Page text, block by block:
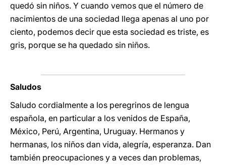
quedó sin niños. Y cuando vemos que el número de
nacimientos de una sociedad llega apenas al uno por
ciento, podemos decir que esta sociedad es triste, es
gris, porque se ha quedado sin niños.
Saludos
Saludo cordialmente a los peregrinos de lengua
española, en particular a los venidos de España,
México, Perú, Argentina, Uruguay. Hermanos y
hermanas, los niños dan vida, alegría, esperanza. Dan
también preocupaciones y a veces dan problemas,